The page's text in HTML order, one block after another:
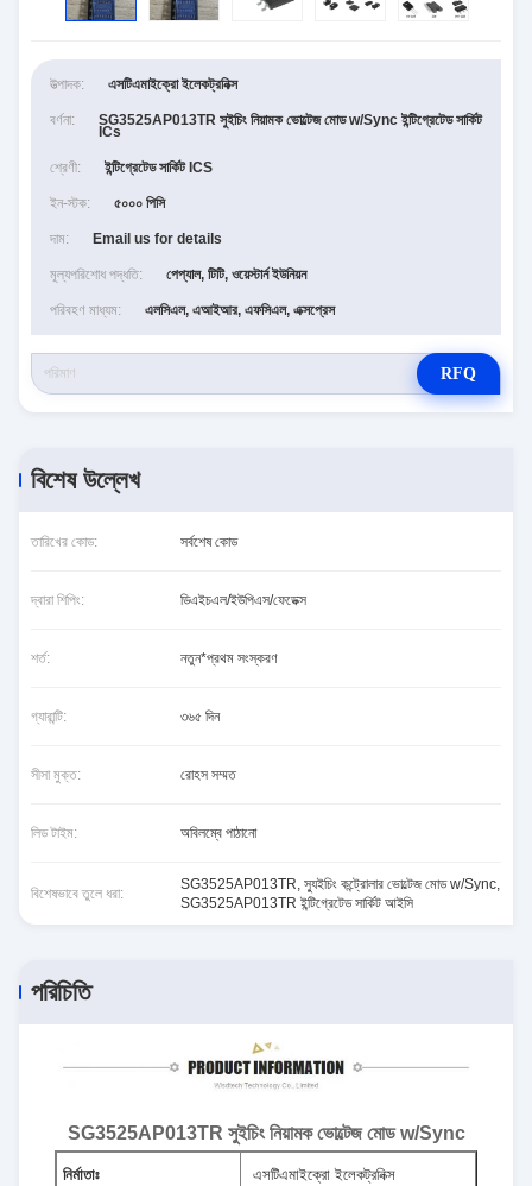
উত্পাদক: এসটিএমাইক্রো ইলেকট্রনিক্স
বর্ণনা: SG3525AP013TR সুইচিং নিয়ামক ভোল্টেজ মোড w/Sync ইন্টিগ্রেটেড সার্কিট
ICs
শ্রেণী: ইন্টিগ্রেটেড সার্কিট ICS
ইন-স্টক: ৫০০০ পিসি
দাম: Email us for details
মূল্যপরিশোধ পদ্ধতি: পেপ্যাল, টিটি, ওয়েস্টার্ন ইউনিয়ন
পরিবহণ মাধ্যম: এলসিএল, এআইআর, এফসিএল, এক্সপ্রেস
RFQ
বিশেষ উল্লেখ
তারিখের কোড: সর্বশেষ কোড
দ্বারা শিপিং: ডিএইচএল/ইউপিএস/ফেডেক্স
শর্ত: নতুন*প্রথম সংস্করণ
গ্যারান্টি: ৩৬৫ দিন
সীসা মুক্ত: রোহস সম্মত
লিড টাইম: অবিলম্বে পাঠানো
বিশেষভাবে তুলে ধরা:
SG3525AP013TR, স্যুইচিং কন্ট্রোলার ভোল্টেজ মোড w/Sync,
SG3525AP013TR ইন্টিগ্রেটেড সার্কিট আইসি
পরিচিতি
SG3525AP013TR সুইচিং নিয়ামক ভোল্টেজ মোড w/Sync
নির্মাতাঃ এসটিএমাইক্রো ইলেকট্রনিক্স